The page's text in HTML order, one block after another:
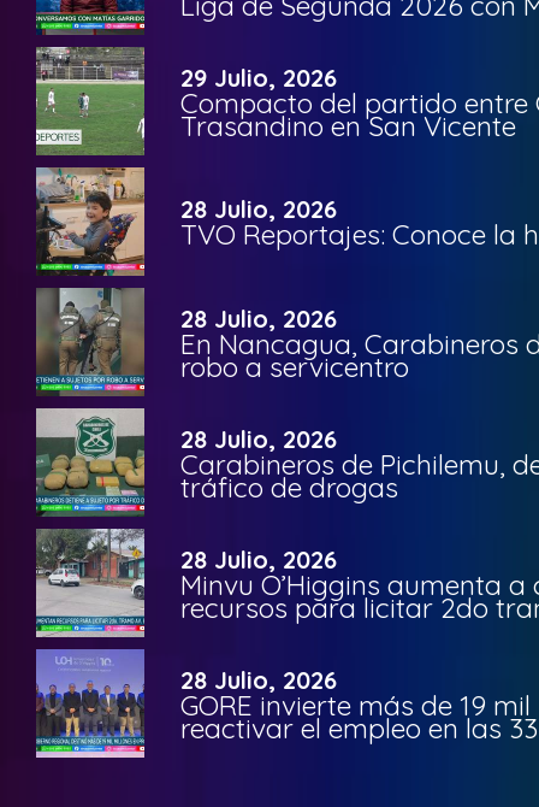
29 Julio, 2026
Compacto del partido entre
Trasandino en San Vicente
28 Julio, 2026
TVO Reportajes: Conoce la
28 Julio, 2026
En Nancagua, Carabineros
robo a servicentro
28 Julio, 2026
Carabineros de Pichilemu,
tráfico de drogas
28 Julio, 2026
Minvu O’Higgins aumenta a
recursos para licitar 2do
28 Julio, 2026
GORE invierte más de 19
reactivar el empleo en las